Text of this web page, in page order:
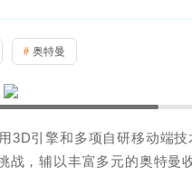
# 奥特曼
3D引擎和多项自研移动端
，辅以丰富多元的奥特曼